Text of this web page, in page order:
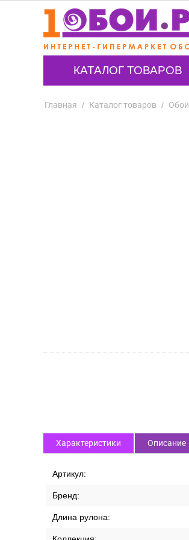
КАТАЛОГ ТОВАРОВ
Главная / Каталог товаров / Обои
Характеристики Описание
Артикул:
Бренд:
Длина рулона: